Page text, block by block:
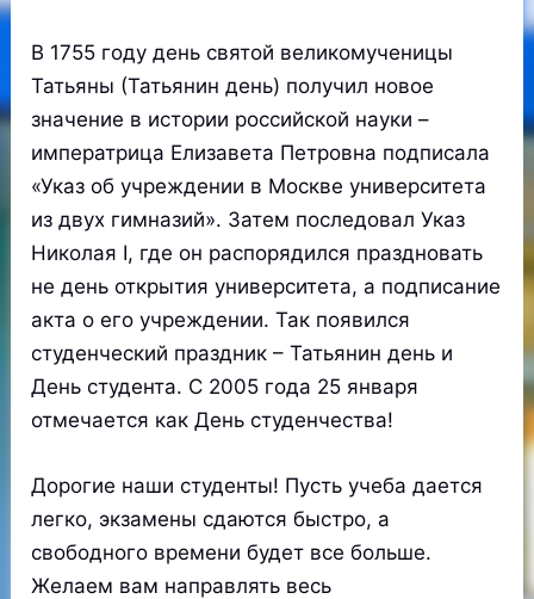
В 1755 году день святой великомученицы
Татьяны (Татьянин день) получил новое
значение в истории российской науки –
императрица Елизавета Петровна подписала
«Указ об учреждении в Москве университета
из двух гимназий». Затем последовал Указ
Николая I, где он распорядился праздновать
не день открытия университета, а подписание
акта о его учреждении. Так появился
студенческий праздник – Татьянин день и
День студента. С 2005 года 25 января
отмечается как День студенчества!
Дорогие наши студенты! Пусть учеба дается
легко, экзамены сдаются быстро, а
свободного времени будет все больше.
Желаем вам направлять весь